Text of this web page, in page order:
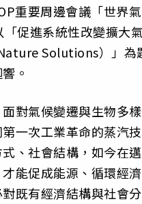
重要周邊會議「世界
促進系統性改變擴
Solutions）」為
。
對氣候變遷與生物多
一次工業革命的蒸汽
、社會結構，如今在
能促成能源、循環經
既有經濟結構與社會